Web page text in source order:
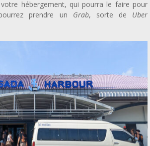
hébergement, qui pourra le faire pour
prendre un Grab, sorte de Uber